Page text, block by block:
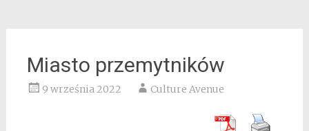
Miasto przemytników
9 września 2022 Culture Avenue